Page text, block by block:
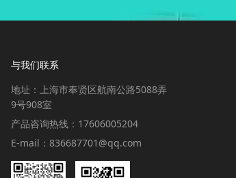
与我们联系
地址：上海市奉贤区航南公路5088弄
9号908室
产品咨询热线：17606005204
E-mail：836687701@qq.com